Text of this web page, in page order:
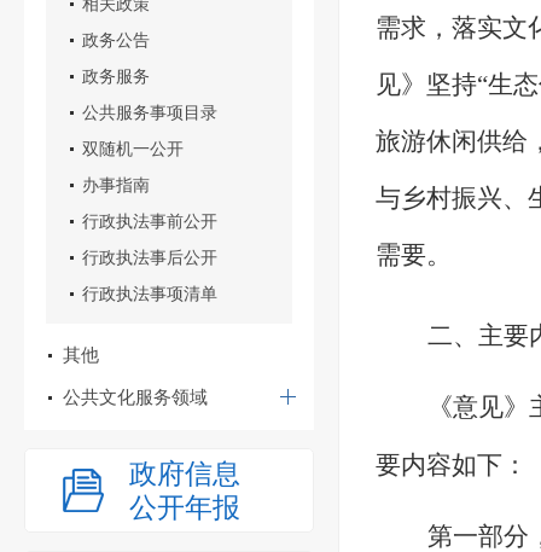
政务公告
政务服务
公共服务事项目录
双随机一公开
办事指南
行政执法事前公开
行政执法事后公开
行政执法事项清单
其他
公共文化服务领域
政府信息
公开年报
需求，落实文
见》坚持“生
旅游休闲供给
与乡村振兴、
需要。
二、主要
《意见
要内容如下：
第一部分